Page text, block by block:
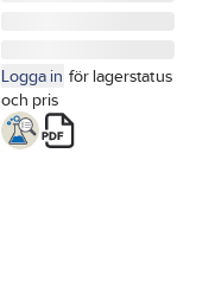
Logga in för lagerstatus
och pris